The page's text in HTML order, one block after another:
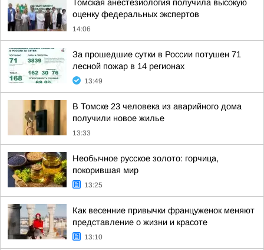
Томская анестезиология получила высокую
оценку федеральных экспертов
14:06
За прошедшие сутки в России потушен 71
лесной пожар в 14 регионах
13:49
В Томске 23 человека из аварийного дома
получили новое жилье
13:33
Необычное русское золото: горчица,
покорившая мир
13:25
Как весенние привычки француженок меняют
представление о жизни и красоте
13:10